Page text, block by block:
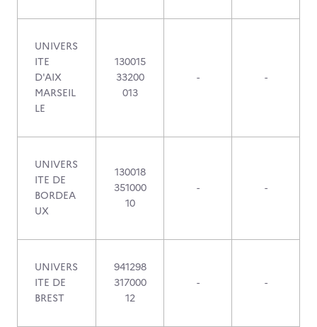
UNIVERS
ITE
D'AIX
MARSEIL
LE
130015
33200
013
- -
UNIVERS
ITE DE
BORDEA
UX
130018
351000
10
- -
UNIVERS
ITE DE
BREST
941298
317000
12
- -